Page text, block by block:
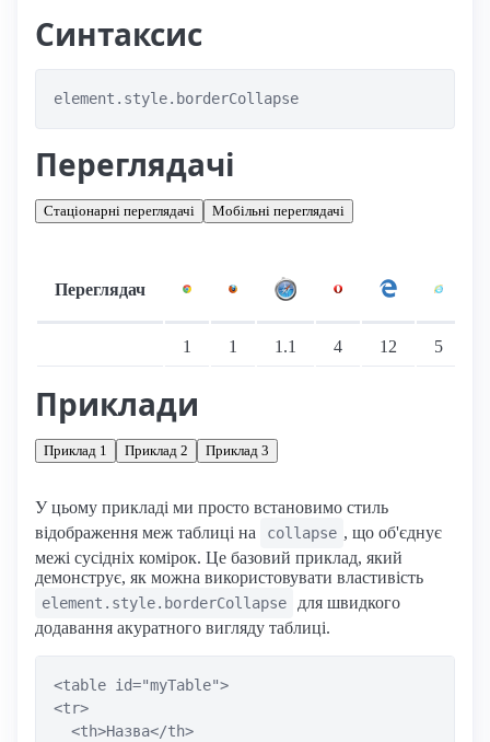
Синтаксис
element.style.borderCollapse
Переглядачі
Стаціонарні переглядачі Мобільні переглядачі
Переглядач
1 1 1.1 4 12 5
Приклади
Приклад 1 Приклад 2 Приклад 3
У цьому прикладі ми просто встановимо стиль
відображення меж таблиці на
collapse , що об'єднує
межі сусідніх комірок. Це базовий приклад, який
демонструє, як можна використовувати властивість
element.style.borderCollapse
для швидкого
додавання акуратного вигляду таблиці.
<table id="myTable">
<tr>
  <th>Назва</th>